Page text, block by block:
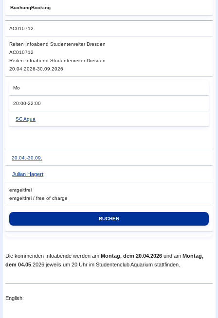
BuchungBooking
AC010712
Reiten Infoabend Studentenreiter Dresden
AC010712
Reiten Infoabend Studentenreiter Dresden
20.04.2026-30.09.2026
Mo
20:00-22:00
SC Aqua
20.04.-30.09.
Julian Hagert
entgeltfrei
entgeltfrei / free of charge
Die kommenden Infoabende werden am Montag, dem 20.04.2026 und am Montag,
dem 04.05 .2026 jeweils um 20 Uhr im Studentenclub Aquarium stattfinden.
English: